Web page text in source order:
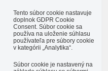
Tento súbor cookie nastavuje
doplnok GDPR Cookie
Consent. Súbor cookie sa
používa na uloženie súhlasu
používateľa pre súbory cookie
v kategórii „Analytika“.
Súbor cookie je nastavený na